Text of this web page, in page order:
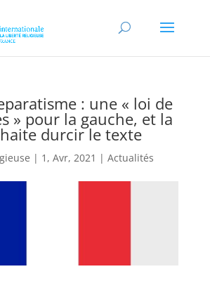
: une « loi de
» pour la gauche, et la
durcir le texte
| 1, Avr, 2021 | Actualités